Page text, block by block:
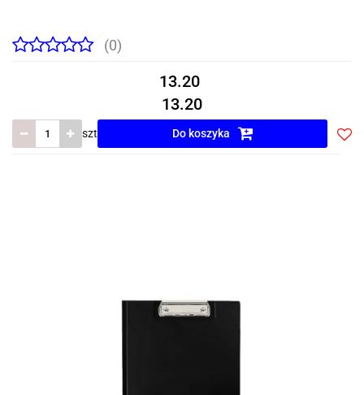
(0)
13.20
13.20
szt Do koszyka